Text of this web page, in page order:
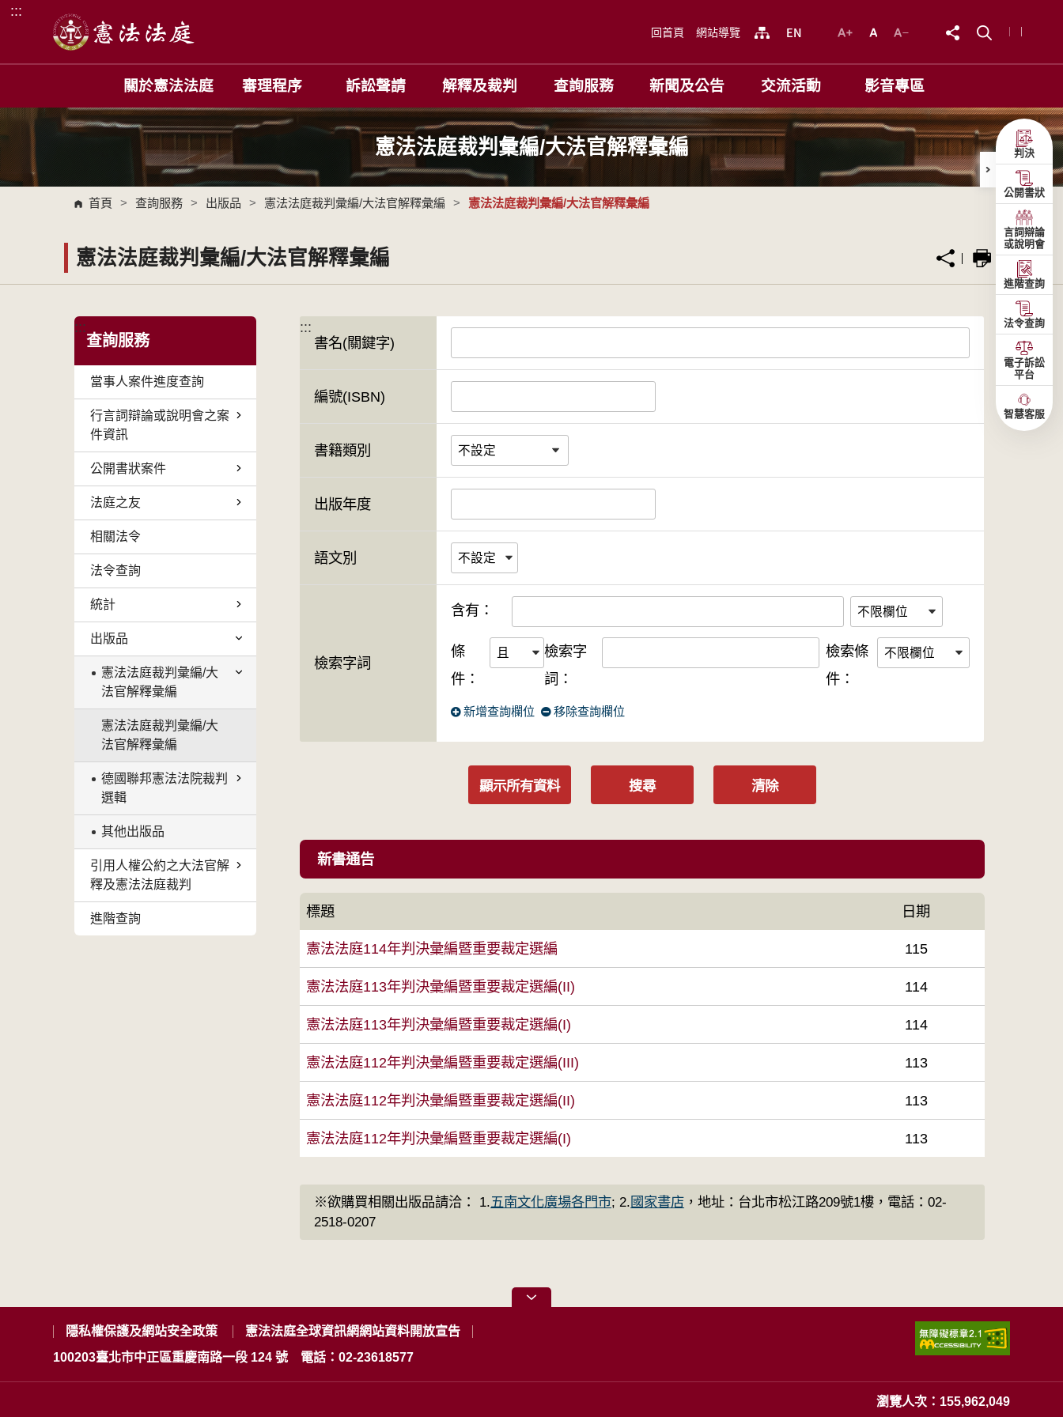
跳到主要內容區塊
:::
回首頁 網站導覽
關於憲法法庭 審理程序 訴訟聲請 解釋及裁判 查詢服務 新聞及公告 交流活動 影音專區
憲法法庭裁判彙編/大法官解釋彙編
首頁 > 查詢服務 > 出版品 > 憲法法庭裁判彙編/大法官解釋彙編 > 憲法法庭裁判彙編/大法官解釋彙編
憲法法庭裁判彙編/大法官解釋彙編
:::
查詢服務
當事人案件進度查詢
行言詞辯論或說明會之案
件資訊
公開書狀案件
法庭之友
相關法令
法令查詢
統計
出版品
憲法法庭裁判彙編/大
法官解釋彙編
憲法法庭裁判彙編/大
法官解釋彙編
德國聯邦憲法法院裁判
選輯
其他出版品
引用人權公約之大法官解
釋及憲法法庭裁判
進階查詢
:::
書名(關鍵字)
編號(ISBN)
書籍類別
出版年度
語文別
檢索字詞
含有：
條
件：
檢索字
詞：
檢索條
件：
新增查詢欄位 移除查詢欄位
顯示所有資料 搜尋 清除
新書通告
標題 日期
憲法法庭114年判決彙編暨重要裁定選編 115
憲法法庭113年判決彙編暨重要裁定選編(II) 114
憲法法庭113年判決彙編暨重要裁定選編(I) 114
憲法法庭112年判決彙編暨重要裁定選編(III) 113
憲法法庭112年判決彙編暨重要裁定選編(II) 113
憲法法庭112年判決彙編暨重要裁定選編(I) 113
※欲購買相關出版品請洽： 1.五南文化廣場各門市; 2. 國家書店 ，地址：台北市松江路209號1樓，電話：02-
2518-0207
隱私權保護及網站安全政策
憲法法庭全球資訊網網站資料開放宣告
100203臺北市中正區重慶南路一段 124 號
電話：02-23618577
瀏覽人次：155,962,049
判決
公開書狀
言詞辯論
或說明會
進階查詢
法令查詢
電子訴訟
平台
智慧客服